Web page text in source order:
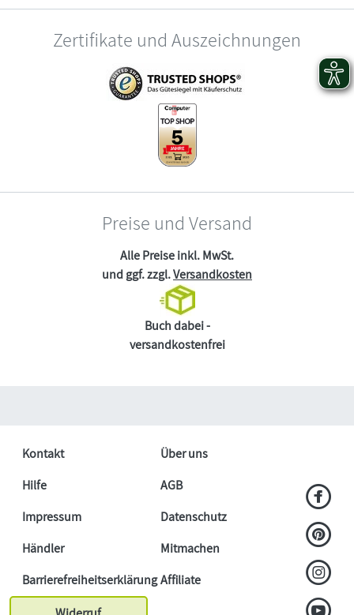
Zertifikate und Auszeichnungen
Preise und Versand
Alle Preise inkl. MwSt.
und ggf. zzgl.Versandkosten
Buch dabei -
versandkostenfrei
Kontakt
Über uns
Hilfe
AGB
Impressum
Datenschutz
Händler
Mitmachen
BarrierefreiheitserklärungAffiliate